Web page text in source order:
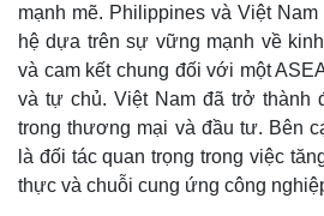
mạnh mẽ. Philippines và Việt
hệ dựa trên sự vững mạnh về
và cam kết chung đối với một
và tự chủ. Việt Nam đã trở thành
trong thương mại và đầu tư. Bên
là đối tác quan trọng trong việc
thực và chuỗi cung ứng công